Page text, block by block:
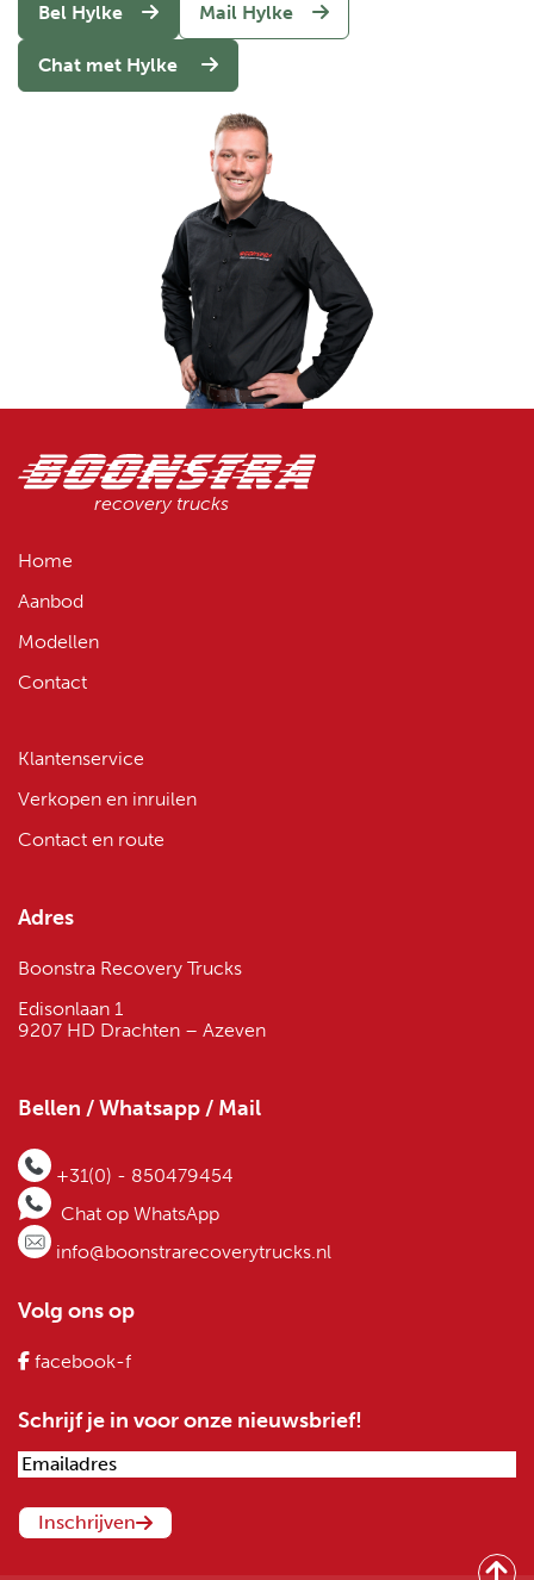
Bel Hylke Mail Hylke
Chat met Hylke
recovery trucks
Home
Aanbod
Modellen
Contact
Klantenservice
Verkopen en inruilen
Contact en route
Adres
Boonstra Recovery Trucks
Edisonlaan 1
9207 HD Drachten – Azeven
Bellen / Whatsapp / Mail
+31(0) - 850479454
Chat op WhatsApp
info@boonstrarecoverytrucks.nl
Volg ons op
facebook-f
Schrijf je in voor onze nieuwsbrief!
Emailadres(Vereist)
Inschrijven